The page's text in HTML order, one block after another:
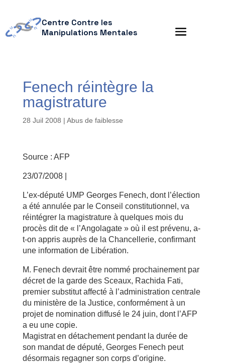
Centre Contre les
Manipulations Mentales
Fenech réintègre la
magistrature
28 Juil 2008 | Abus de faiblesse
Source : AFP
23/07/2008 |
L’ex-député UMP Georges Fenech, dont l’élection
a été annulée par le Conseil constitutionnel, va
réintégrer la magistrature à quelques mois du
procès dit de « l’Angolagate » où il est prévenu, a-
t-on appris auprès de la Chancellerie, confirmant
une information de Libération.
M. Fenech devrait être nommé prochainement par
décret de la garde des Sceaux, Rachida Fati,
premier substitut affecté à l’administration centrale
du ministère de la Justice, conformément à un
projet de nomination diffusé le 24 juin, dont l’AFP
a eu une copie.
Magistrat en détachement pendant la durée de
son mandat de député, Georges Fenech peut
désormais regagner son corps d’origine.